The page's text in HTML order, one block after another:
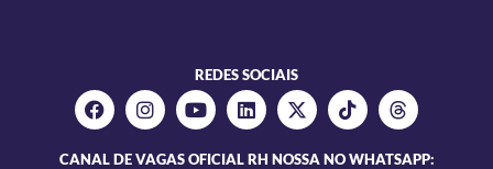
REDES SOCIAIS
CANAL DE VAGAS OFICIAL RH NOSSA NO WHATSAPP: